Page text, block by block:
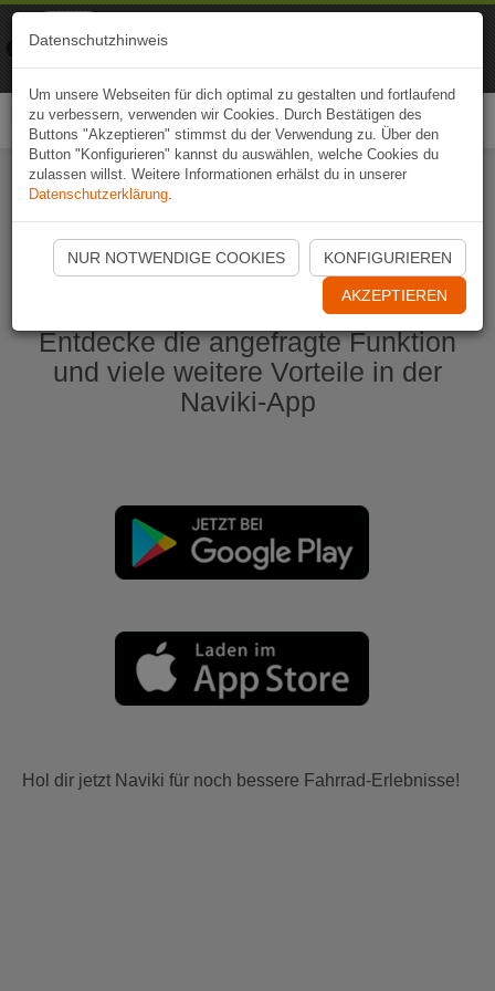
Naviki App jetzt öffnen
Entdecke die angefragte Funktion
und viele weitere Vorteile in der
Naviki-App
Hol dir jetzt Naviki für noch bessere Fahrrad-Erlebnisse!
Datenschutzhinweis
Um unsere Webseiten für dich optimal zu gestalten und fortlaufend
zu verbessern, verwenden wir Cookies. Durch Bestätigen des
Buttons "Akzeptieren" stimmst du der Verwendung zu. Über den
Button "Konfigurieren" kannst du auswählen, welche Cookies du
zulassen willst. Weitere Informationen erhälst du in unserer
Datenschutzerklärung.
NUR NOTWENDIGE COOKIES KONFIGURIEREN
AKZEPTIEREN
Naviki